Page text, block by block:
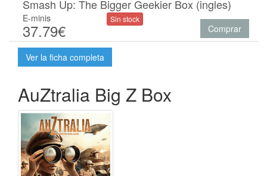
Smash Up: The Bigger Geekier Box (ingles)
E-minis
37.79€
Sin stock
Comprar
Ver la ficha completa
AuZtralia Big Z Box